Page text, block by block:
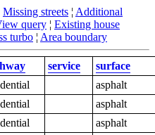
Missing streets ¦ Additional
query ¦ Existing house
turbo ¦ Area boundary
service
surface
asphalt
asphalt
asphalt